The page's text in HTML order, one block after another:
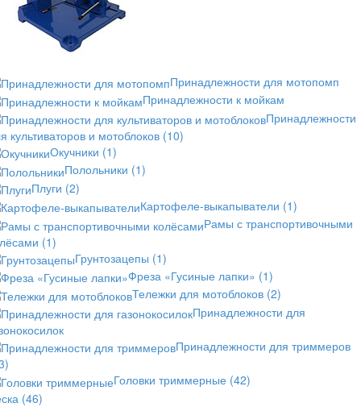
Принадлежности для мотопомп
Принадлежности к мойкам
Принадлежности
культиваторов и мотоблоков (10)
Окучники (1)
Полольники (1)
Плуги (2)
Картофеле-выкапыватели (1)
Рамы с транспортивочными
(1)
Грунтозацепы (1)
Фреза «Гусиные лапки» (1)
Тележки для мотоблоков (2)
Принадлежности для
Принадлежности для триммеров
Головки триммерные (42)
(46)